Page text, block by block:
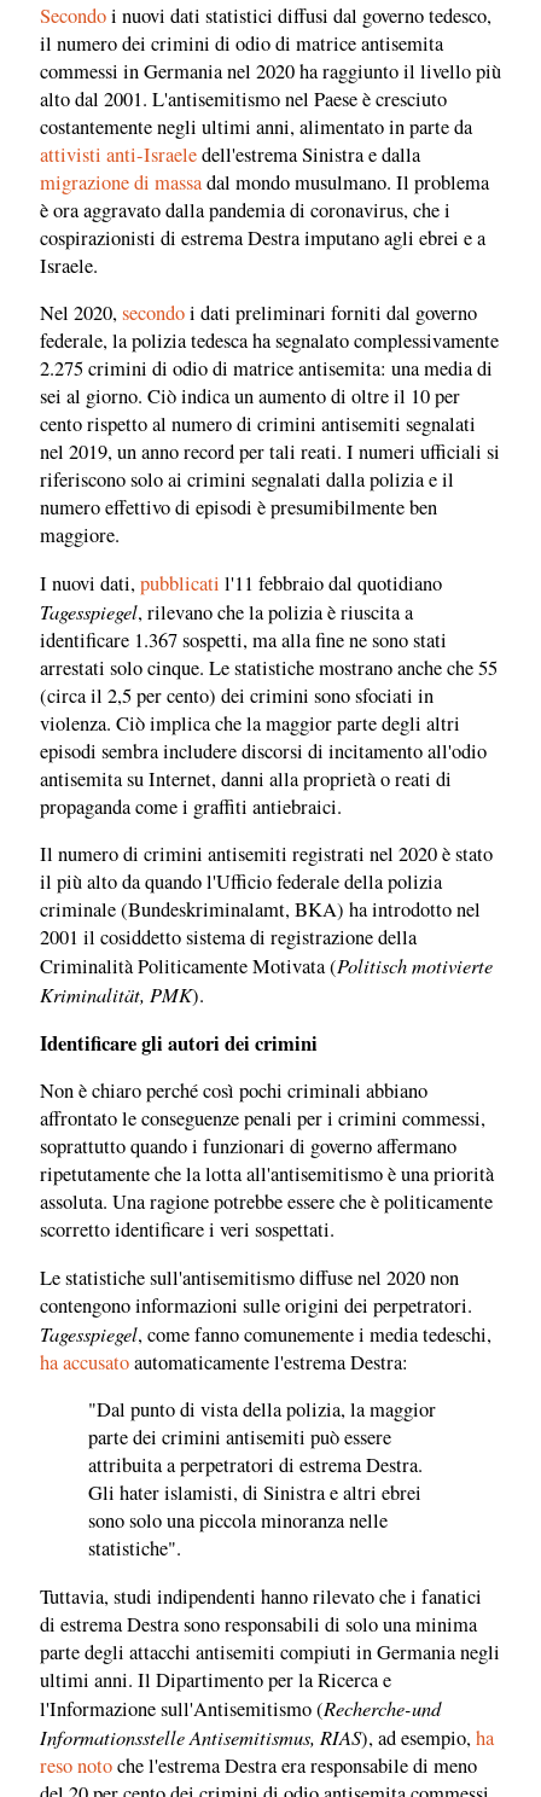
Secondoi nuovi dati statistici diffusi dal governo tedesco,
il numero dei crimini di odio di matrice antisemita
commessi in Germania nel 2020 ha raggiunto il livello più
alto dal 2001. L'antisemitismo nel Paese è cresciuto
costantemente negli ultimi anni, alimentato in parte da
attivisti anti-Israeledell'estrema Sinistra e dalla
migrazione di massadal mondo musulmano. Il problema
è ora aggravato dalla pandemia di coronavirus, che i
cospirazionisti di estrema Destra imputano agli ebrei e a
Israele.
Nel 2020,secondoi dati preliminari forniti dal governo
federale, la polizia tedesca ha segnalato complessivamente
2.275 crimini di odio di matrice antisemita: una media di
sei al giorno. Ciò indica un aumento di oltre il 10 per
cento rispetto al numero di crimini antisemiti segnalati
nel 2019, un anno record per tali reati. I numeri ufficiali si
riferiscono solo ai crimini segnalati dalla polizia e il
numero effettivo di episodi è presumibilmente ben
maggiore.
I nuovi dati,pubblicati l'11 febbraio dal quotidiano
Tagesspiegel, rilevano che la polizia è riuscita a
identificare 1.367 sospetti, ma alla fine ne sono stati
arrestati solo cinque. Le statistiche mostrano anche che 55
(circa il 2,5 per cento) dei crimini sono sfociati in
violenza. Ciò implica che la maggior parte degli altri
episodi sembra includere discorsi di incitamento all'odio
antisemita su Internet, danni alla proprietà o reati di
propaganda come i graffiti antiebraici.
Il numero di crimini antisemiti registrati nel 2020 è stato
il più alto da quando l'Ufficio federale della polizia
criminale (Bundeskriminalamt, BKA) ha introdotto nel
2001 il cosiddetto sistema di registrazione della
Criminalità Politicamente Motivata (Politisch motivierte
Kriminalität, PMK).
Identificare gli autori dei crimini
Non è chiaro perché così pochi criminali abbiano
affrontato le conseguenze penali per i crimini commessi,
soprattutto quando i funzionari di governo affermano
ripetutamente che la lotta all'antisemitismo è una priorità
assoluta. Una ragione potrebbe essere che è politicamente
scorretto identificare i veri sospettati.
Le statistiche sull'antisemitismo diffuse nel 2020 non
contengono informazioni sulle origini dei perpetratori.
Tagesspiegel, come fanno comunemente i media tedeschi,
ha accusatoautomaticamente l'estrema Destra:
"Dal punto di vista della polizia, la maggior
parte dei crimini antisemiti può essere
attribuita a perpetratori di estrema Destra.
Gli hater islamisti, di Sinistra e altri ebrei
sono solo una piccola minoranza nelle
statistiche".
Tuttavia, studi indipendenti hanno rilevato che i fanatici
di estrema Destra sono responsabili di solo una minima
parte degli attacchi antisemiti compiuti in Germania negli
ultimi anni. Il Dipartimento per la Ricerca e
l'Informazione sull'Antisemitismo (Recherche-und
Informationsstelle Antisemitismus, RIAS), ad esempio,ha
reso notoche l'estrema Destra era responsabile di meno